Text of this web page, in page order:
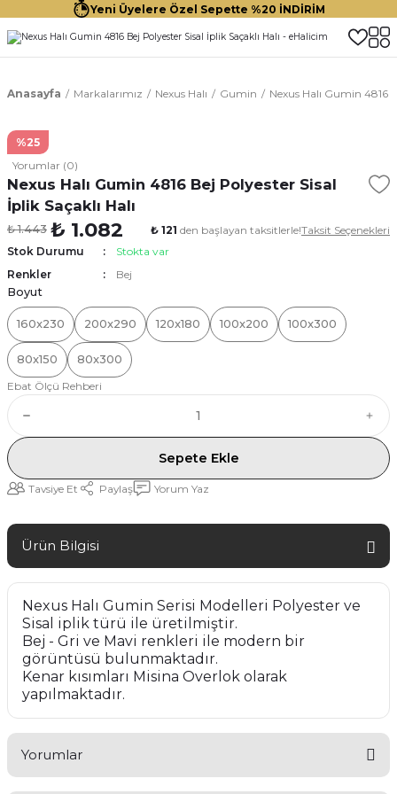
Yeni Üyelere Özel Sepette %20 İNDİRİM
Anasayfa Markalarımız Nexus Halı Gumin Nexus Halı Gumin 4816
%25
Yorumlar (0)
Nexus Halı Gumin 4816 Bej Polyester Sisal
İplik Saçaklı Halı
₺ 1.443 ₺ 1.082 ₺ 121 den başlayan taksitlerle!Taksit Seçenekleri
Stok Durumu
Stokta var
Renkler
Bej
Boyut
160x230 200x290 120x180 100x200 100x300
80x150
80x300
Ebat Ölçü Rehberi
Sepete Ekle
Tavsiye Et Paylaş Yorum Yaz
Ürün Bilgisi
Nexus Halı Gumin Serisi Modelleri Polyester ve
Sisal iplik türü ile üretilmiştir.
Bej - Gri ve Mavi renkleri ile modern bir
görüntüsü bulunmaktadır.
Kenar kısımları Misina Overlok olarak
yapılmaktadır.
Yorumlar